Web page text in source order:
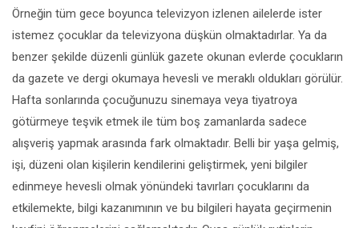
Örneğin tüm gece boyunca televizyon izlenen ailelerde ister
istemez çocuklar da televizyona düşkün olmaktadırlar. Ya da
benzer şekilde düzenli günlük gazete okunan evlerde çocukların
da gazete ve dergi okumaya hevesli ve meraklı oldukları görülür.
Hafta sonlarında çocuğunuzu sinemaya veya tiyatroya
götürmeye teşvik etmek ile tüm boş zamanlarda sadece
alışveriş yapmak arasında fark olmaktadır. Belli bir yaşa gelmiş,
işi, düzeni olan kişilerin kendilerini geliştirmek, yeni bilgiler
edinmeye hevesli olmak yönündeki tavırları çocuklarını da
etkilemekte, bilgi kazanımının ve bu bilgileri hayata geçirmenin